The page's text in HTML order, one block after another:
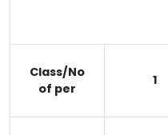
Class/No
of per
1